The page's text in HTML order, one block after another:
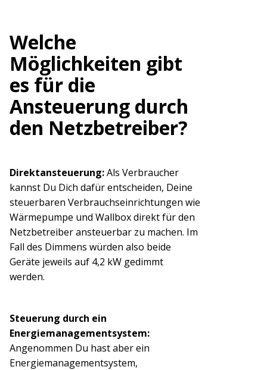
Welche
Möglichkeiten gibt
es für die
Ansteuerung durch
den Netzbetreiber?
Direktansteuerung:Als Verbraucher
kannst Du Dich dafür entscheiden, Deine
steuerbaren Verbrauchseinrichtungen wie
Wärmepumpe und Wallbox direkt für den
Netzbetreiber ansteuerbar zu machen. Im
Fall des Dimmens würden also beide
Geräte jeweils auf 4,2 kW gedimmt
werden.
Steuerung durch ein
Energiemanagementsystem:
Angenommen Du hast aber ein
Energiemanagementsystem,